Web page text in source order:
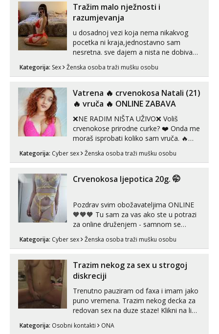
autentičnosti možeš me vidjeti na
videopozivu. 😉 S vama sam vec 5 ...
Tražim malo nježnosti i
razumjevanja
u dosadnoj vezi koja nema nikakvog
pocetka ni kraja,jednostavno sam
nesretna. sve dajem a nista ne dobivam
zadovoljiti moje potrebe,ne trazim puno
volim njezan seks i njezne poljupce po
tijelu koji me jako pale,obozavam kad
Kategorija: Sex Ženska osoba traži mušku osobu
Vatrena ‎️‍🔥 crvenokosa Natali (21)
‎️‍🔥 vruča‎ ️‍🔥 ONLINE ZABAVA
❌NE RADIM NIŠTA UŽIVO❌ Voliš
crvenokose prirodne curke? ❤️ Onda me
moraš isprobati koliko sam vruča.‎ ️‍🔥
MLADA vražica koja ima 100%
prorodne grudi, 💦 Misli su mi uvijek
U mojoj raznolikoj ponudi možeš
pranaći nešto po svojoj mjeri. Sexi videa
Kategorija: Cyber sex Ženska osoba traži mušku osobu
Crvenokosa ljepotica 20g. 🤭
Pozdrav svim obožavateljima ONLINE
🧡🧡🧡 Tu sam za vas ako ste u potrazi
za online druženjem - samnom se
možete zabaviti preko videopoziva, ili
ako vam nisam dovoljna radim i u paru i
😉 Radim i vruća tipkanja uz slike i hot
line pozive. Za vas sam pripremila ...
Kategorija: Cyber sex Ženska osoba traži mušku osobu
Trazim nekog za sex u strogoj
diskreciji
Trenutno pauziram od faxa i imam jako
puno vremena. Trazim nekog decka za
redovan sex na duze staze! Klikni na link
Kategorija: Osobni kontakti ONA